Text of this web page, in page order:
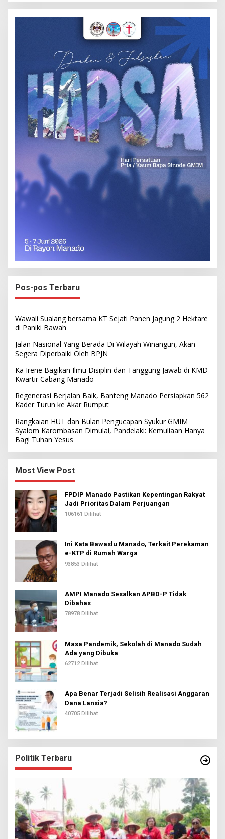
Pos-pos Terbaru
Wawali Sualang bersama KT Sejati Panen Jagung 2 Hektare
di Paniki Bawah
Jalan Nasional Yang Berada Di Wilayah Winangun, Akan
Segera Diperbaiki Oleh BPJN
Ka Irene Bagikan Ilmu Disiplin dan Tanggung Jawab di KMD
Kwartir Cabang Manado
Regenerasi Berjalan Baik, Banteng Manado Persiapkan 562
Kader Turun ke Akar Rumput
Rangkaian HUT dan Bulan Pengucapan Syukur GMIM
Syalom Karombasan Dimulai, Pandelaki: Kemuliaan Hanya
Bagi Tuhan Yesus
Most View Post
FPDIP Manado Pastikan Kepentingan Rakyat
Jadi Prioritas Dalam Perjuangan
106161 Dilihat
Ini Kata Bawaslu Manado, Terkait Perekaman
e-KTP di Rumah Warga
93853 Dilihat
AMPI Manado Sesalkan APBD-P Tidak
Dibahas
78978 Dilihat
Masa Pandemik, Sekolah di Manado Sudah
Ada yang Dibuka
62712 Dilihat
Apa Benar Terjadi Selisih Realisasi Anggaran
Dana Lansia?
40705 Dilihat
Politik Terbaru